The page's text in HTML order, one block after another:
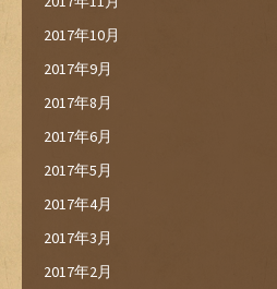
2017年10月
2017年9月
2017年8月
2017年6月
2017年5月
2017年4月
2017年3月
2017年2月